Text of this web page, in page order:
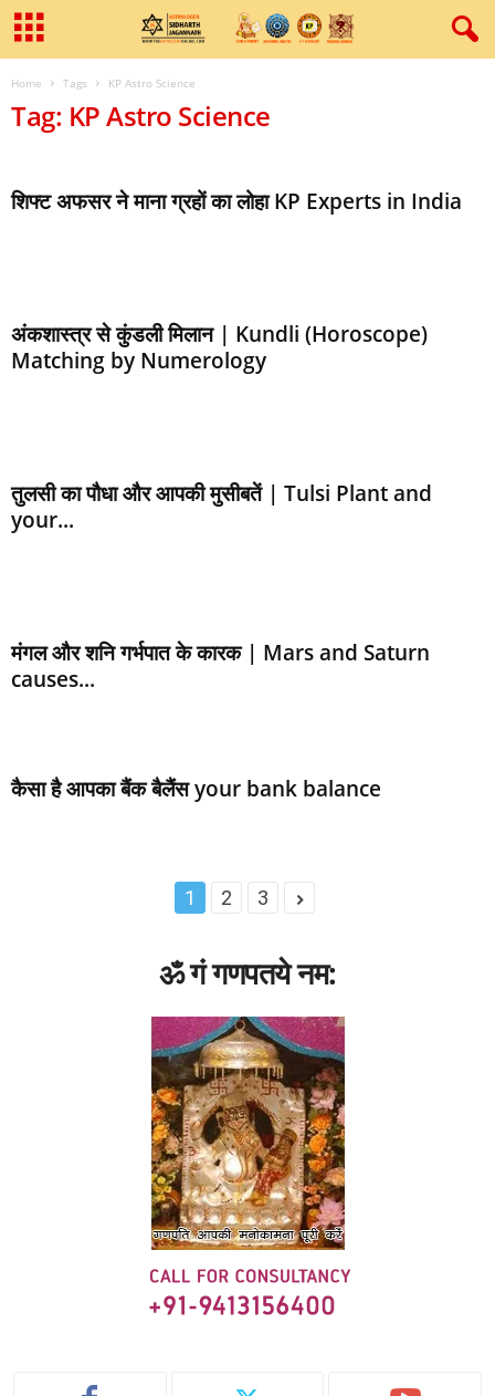
Home Tags KP Astro Science
Tag: KP Astro Science
शिफ्ट अफसर ने माना ग्रहों का लोहा KP Experts in India
अंकशास्त्र से कुंडली मिलान | Kundli (Horoscope)
Matching by Numerology
तुलसी का पौधा और आपकी मुसीबतें | Tulsi Plant and
your...
मंगल और शनि गर्भपात के कारक | Mars and Saturn
causes...
कैसा है आपका बैंक बैलैंस your bank balance
1 2 3
ॐ गं गणपतये नम: